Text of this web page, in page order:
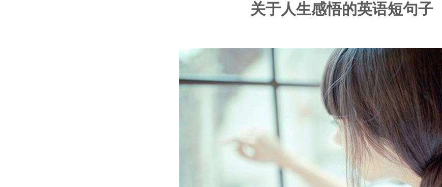
关于人生感悟的英语短句子